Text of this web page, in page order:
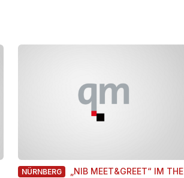
NÜRNBERG
„NIB MEET&GREET“ IM THE